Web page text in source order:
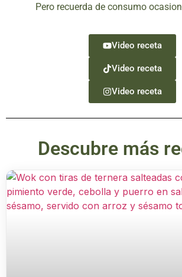
Pero recuerda de consumo
Video receta
Video receta
Video receta
Descubre más